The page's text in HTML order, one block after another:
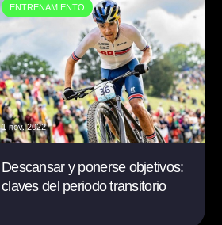
ENTRENAMIENTO
1 nov. 2022
Descansar y ponerse objetivos:
claves del periodo transitorio